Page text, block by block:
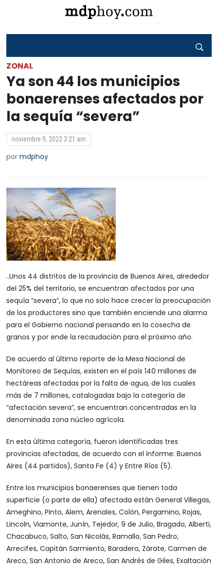
ZONAL
Ya son 44 los municipios
bonaerenses afectados por
la sequía “severa”
noviembre 9, 2022 3:21 am
pormdphoy
..Unos 44 distritos de la provincia de Buenos Aires, alrededor
del 25% del territorio, se encuentran afectados por una
sequía “severa”, lo que no solo hace crecer la preocupación
de los productores sino que también enciende una alarma
para el Gobierno nacional pensando en la cosecha de
granos y por ende la recaudación para el próximo año.
De acuerdo al último reporte de la Mesa Nacional de
Monitoreo de Sequías, existen en el país 140 millones de
hectáreas afectadas por la falta de agua, de las cuales
más de 7 millones, catalogadas bajo la categoría de
“afectación severa”, se encuentran concentradas en la
denominada zona núcleo agrícola.
En esta última categoría, fueron identificadas tres
provincias afectadas, de acuerdo con el informe: Buenos
Aires (44 partidos), Santa Fe (4) y Entre Ríos (5).
Entre los municipios bonaerenses que tienen toda
superficie (o parte de ella) afectada están General Villegas,
Ameghino, Pinto, Alem, Arenales, Colón, Pergamino, Rojas,
Lincoln, Viamonte, Junín, Tejedor, 9 de Julio, Bragado, Alberti,
Chacabuco, Salto, San Nicolás, Ramallo, San Pedro,
Arrecifes, Capitán Sarmiento, Baradero, Zárate, Carmen de
Areco, San Antonio de Areco, San Andrés de Giles, Exaltación